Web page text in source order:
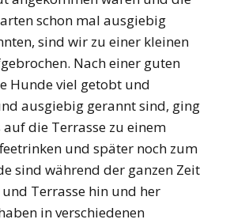
schon mal ausgiebig
sind wir zu einer kleinen
Nach einer guten
Hunde viel getobt und
ausgiebig gerannt sind, ging
die Terrasse zu einem
und später noch zum
sind während der ganzen Zeit
Terrasse hin und her
in verschiedenen